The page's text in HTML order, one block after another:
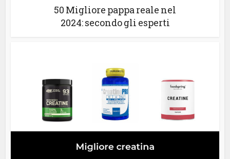
50 Migliore pappa reale nel
2024: secondo gli esperti